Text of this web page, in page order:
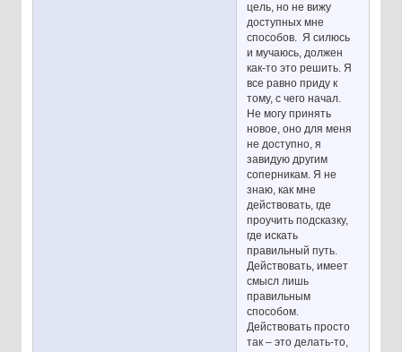
цель, но не вижу
доступных мне
способов. Я силюсь
и мучаюсь, должен
как-то это решить. Я
все равно приду к
тому, с чего начал.
Не могу принять
новое, оно для меня
не доступно, я
завидую другим
соперникам. Я не
знаю, как мне
действовать, где
проучить подсказку,
где искать
правильный путь.
Действовать, имеет
смысл лишь
правильным
способом.
Действовать просто
так – это делать-то,